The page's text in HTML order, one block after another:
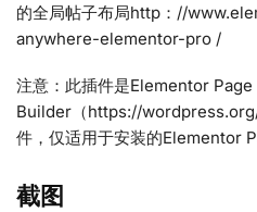
的全局帖子布局http：//
anywhere-elementor-pro /
注意：此插件是Elementor Page
Builder（https://
件，仅适用于安装的Elementor
截图